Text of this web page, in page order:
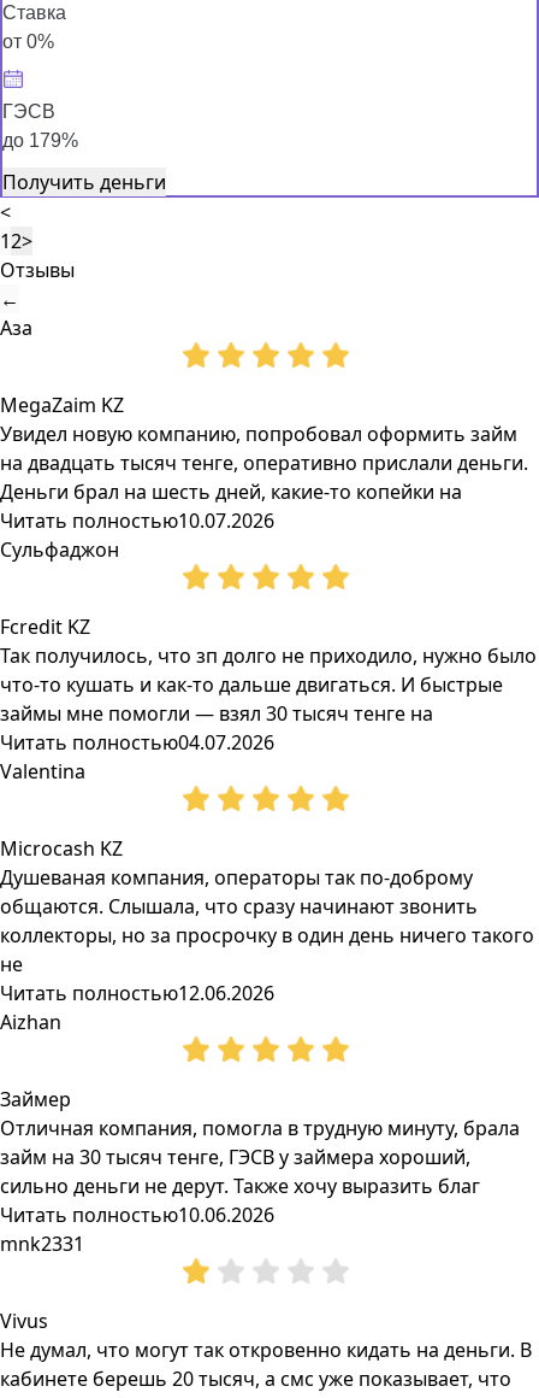
Ставка
от 0%
ГЭСВ
до 179%
Получить деньги
<
12>
Отзывы
←
Аза
MegaZaim KZ
Увидел новую компанию, попробовал оформить займ
на двадцать тысяч тенге, оперативно прислали деньги.
Деньги брал на шесть дней, какие-то копейки на
Читать полностью10.07.2026
Сульфаджон
Fcredit KZ
Так получилось, что зп долго не приходило, нужно было
что-то кушать и как-то дальше двигаться. И быстрые
займы мне помогли — взял 30 тысяч тенге на
Читать полностью04.07.2026
Valentina
Microcash KZ
Душеваная компания, операторы так по-доброму
общаются. Слышала, что сразу начинают звонить
коллекторы, но за просрочку в один день ничего такого
не
Читать полностью12.06.2026
Aizhan
Займер
Отличная компания, помогла в трудную минуту, брала
займ на 30 тысяч тенге, ГЭСВ у займера хороший,
сильно деньги не дерут. Также хочу выразить благ
Читать полностью10.06.2026
mnk2331
Vivus
Не думал, что могут так откровенно кидать на деньги. В
кабинете берешь 20 тысяч, а смс уже показывает, что